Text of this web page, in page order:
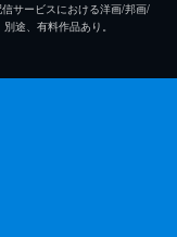
サービスにおける洋画/邦画/
途、有料作品あり。